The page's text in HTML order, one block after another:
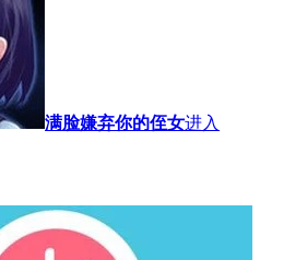
满脸嫌弃你的侄女进入